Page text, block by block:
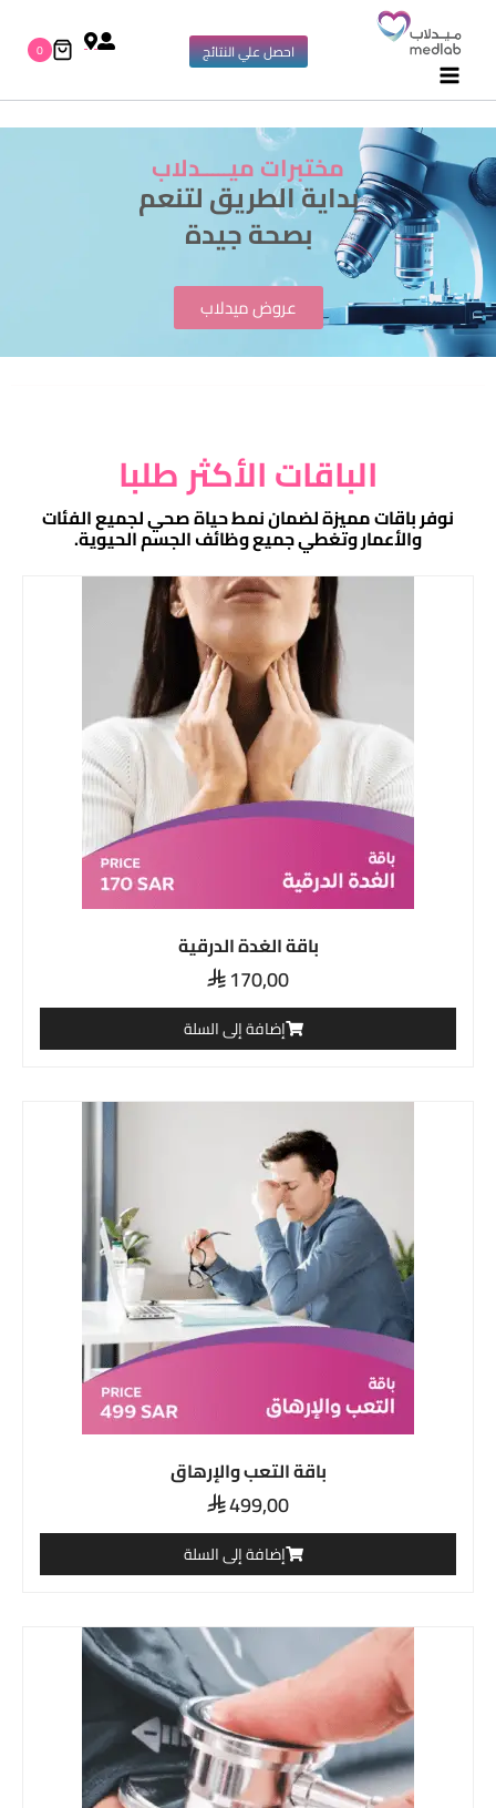
احصل علي النتائج 0
مختبرات ميـــــدلاب
بداية الطريق لتنعم
بصحة جيدة
عروض ميدلاب
الباقات الأكثر طلبا
نوفر باقات مميزة لضمان نمط حياة صحي لجميع الفئات
والأعمار وتغطي جميع وظائف الجسم الحيوية.
باقة الغدة الدرقية
170,00
إضافة إلى السلة
باقة التعب والإرهاق
499,00
إضافة إلى السلة